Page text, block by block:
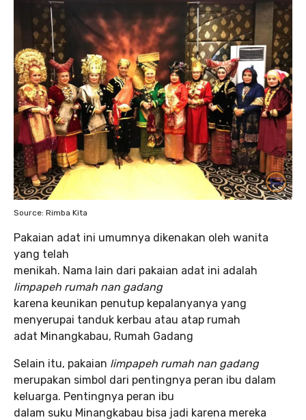
Source: Rimba Kita
Pakaian adat ini umumnya dikenakan oleh wanita
yang telah
menikah. Nama lain dari pakaian adat ini adalah
limpapeh rumah nan gadang
karena keunikan penutup kepalanyanya yang
menyerupai tanduk kerbau atau atap rumah
adat Minangkabau, Rumah Gadang
Selain itu, pakaian limpapeh rumah nan gadang
merupakan simbol dari pentingnya peran ibu dalam
keluarga. Pentingnya peran ibu
dalam suku Minangkabau bisa jadi karena mereka